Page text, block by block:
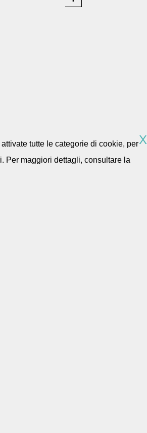
X
tutte le categorie di cookie, per
Per maggiori dettagli, consultare la